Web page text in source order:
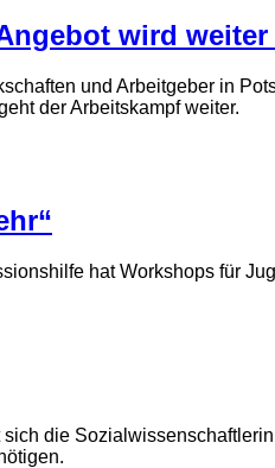
wird
und Arbeitgeber in
der Arbeitskampf weiter.
hat Workshops für
sich die